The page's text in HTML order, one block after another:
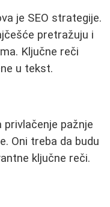
je SEO strategije.
pretražuju i
Ključne reči
u tekst.
pažnje
Oni treba da budu
ključne reči.